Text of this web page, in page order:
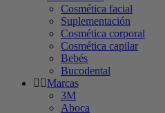
Cosmética facial
Suplementación
Cosmética corporal
Cosmética capilar
Bebés
Bucodental
Marcas
3M
Aboca